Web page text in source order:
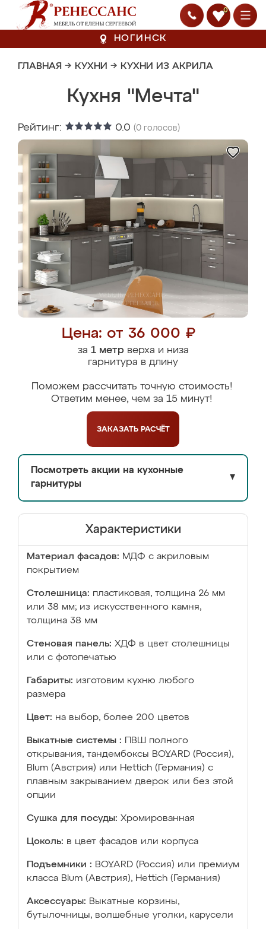
0
НОГИНСК
ГЛАВНАЯ → КУХНИ → КУХНИ ИЗ АКРИЛА
Кухня "Мечта"
Рейтинг: 0.0 (0 голосов)
Цена: от 36 000 ₽
за 1 метрверха и низа
гарнитура в длину
Поможем рассчитать точную стоимость!
Ответим менее, чем за 15 минут!
ЗАКАЗАТЬ РАСЧЁТ
Посмотреть акции на кухонные
гарнитуры
▼
Характеристики
Материал фасадов: МДФ с акриловым
покрытием
Столешница: пластиковая, толщина 26 мм
или 38 мм; из искусственного камня,
толщина 38 мм
Стеновая панель: ХДФ в цвет столешницы
или с фотопечатью
Габариты: изготовим кухню любого
размера
Цвет: на выбор, более 200 цветов
Выкатные системы :
ПВШ полного
открывания, тандембоксы BOYARD (Россия),
Blum (Австрия) или Hettich (Германия) с
плавным закрыванием дверок или без этой
опции
Сушка для посуды: Хромированная
Цоколь: в цвет фасадов или корпуса
Подъемники : BOYARD (Россия) или премиум
класса Blum (Австрия), Hettich (Германия)
Аксессуары: Выкатные корзины,
бутылочницы, волшебные уголки, карусели